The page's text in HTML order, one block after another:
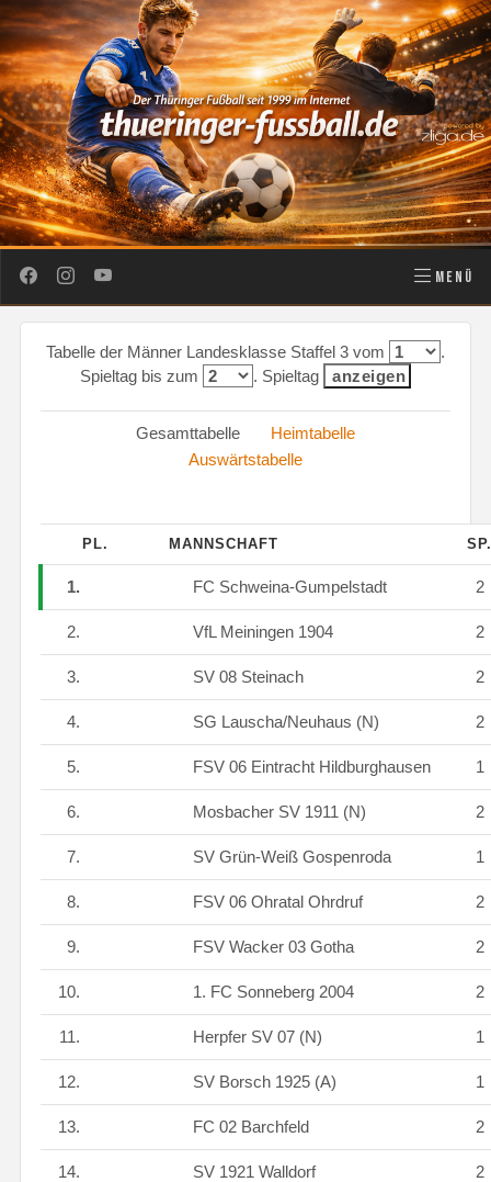
MENÜ
Tabelle der Männer Landesklasse Staffel 3 vom
.
Spieltag bis zum
. Spieltag
Gesamttabelle Heimtabelle
Auswärtstabelle
PL. MANNSCHAFT
1. FC Schweina-Gumpelstadt 2
2. VfL Meiningen 1904 2
3. SV 08 Steinach 2
4. SG Lauscha/Neuhaus (N) 2
5. FSV 06 Eintracht Hildburghausen 1
6. Mosbacher SV 1911 (N) 2
7. SV Grün-Weiß Gospenroda 1
8. FSV 06 Ohratal Ohrdruf 2
9. FSV Wacker 03 Gotha 2
10. 1. FC Sonneberg 2004 2
11. Herpfer SV 07 (N) 1
12. SV Borsch 1925 (A) 1
13. FC 02 Barchfeld 2
14. SV 1921 Walldorf 2